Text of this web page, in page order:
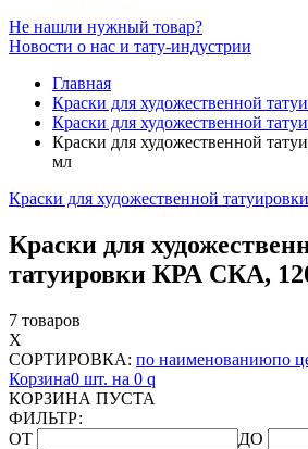
Не нашли нужный товар?
Новости о нас и тату-индустрии
Главная
Краски для художественной
Краски для художественной
Краски для художественной
мл
Краски для художественной
Краски для
татуировки КРА CКА,
7 товаров
X
СОРТИРОВКА: по наименованиюпо
Корзина0 шт. на 0 q
КОРЗИНА ПУСТА
ФИЛЬТР:
ОТ
ДО